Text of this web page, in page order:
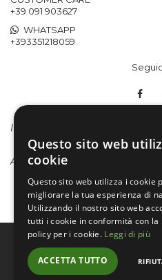
+39 091 903627
WHATSAPP
+393351218059
INFORMAZIONI
ACCOUNT
Bertini group srl © 2015-2026 -
Questo sito web
cookie
Questo sito web utilizza i cookie
migliorare la tua esperienza di
Utilizzando il nostro sito web
tutti i cookie in conformità con la
policy per i cookie. Leggi di più
ACCETTA TUTTO